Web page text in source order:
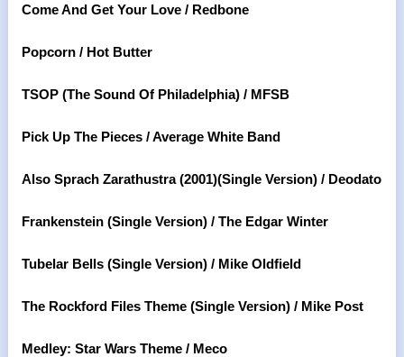
Come And Get Your Love / Redbone
Popcorn / Hot Butter
TSOP (The Sound Of Philadelphia) / MFSB
Pick Up The Pieces / Average White Band
Also Sprach Zarathustra (2001)(Single Version) / Deodato
Frankenstein (Single Version) / The Edgar Winter
Tubelar Bells (Single Version) / Mike Oldfield
The Rockford Files Theme (Single Version) / Mike Post
Medley: Star Wars Theme / Meco